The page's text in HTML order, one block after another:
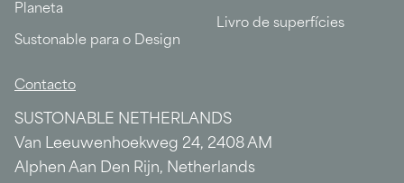
Planeta
Sustonable para o Design
Livro de superfícies
Contacto
SUSTONABLE NETHERLANDS
Van Leeuwenhoekweg 24, 2408 AM
Alphen Aan Den Rijn, Netherlands